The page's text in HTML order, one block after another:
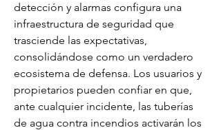
detección y alarmas configura una
infraestructura de seguridad que
trasciende las expectativas,
consolidándose como un verdadero
ecosistema de defensa. Los usuarios y
propietarios pueden confiar en que,
ante cualquier incidente, las tuberías
de agua contra incendios activarán los